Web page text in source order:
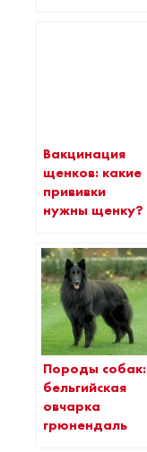
Вакцинация
щенков: какие
прививки
нужны щенку?
Породы собак:
бельгийская
овчарка
грюнендаль